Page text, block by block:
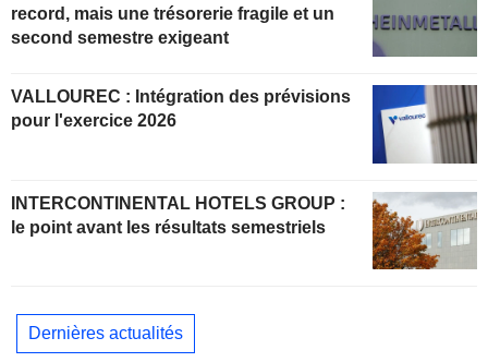
record, mais une trésorerie fragile et un
second semestre exigeant
VALLOUREC : Intégration des prévisions
pour l'exercice 2026
INTERCONTINENTAL HOTELS GROUP :
le point avant les résultats semestriels
Dernières actualités